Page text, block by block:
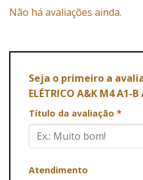
Não há avaliações ainda.
Seja o primeiro a
ELÉTRICO A&K M4 A1-B
Título da avaliação *
Atendimento